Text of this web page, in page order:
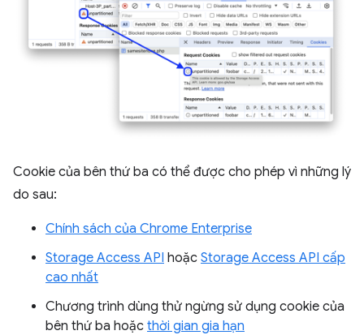
Cookie của bên thứ ba có thể được cho phép vì những lý
do sau:
Chính sách của Chrome Enterprise
Storage Access API hoặc Storage Access API cấp
cao nhất
Chương trình dùng thử ngừng sử dụng cookie của
bên thứ ba hoặc thời gian gia hạn